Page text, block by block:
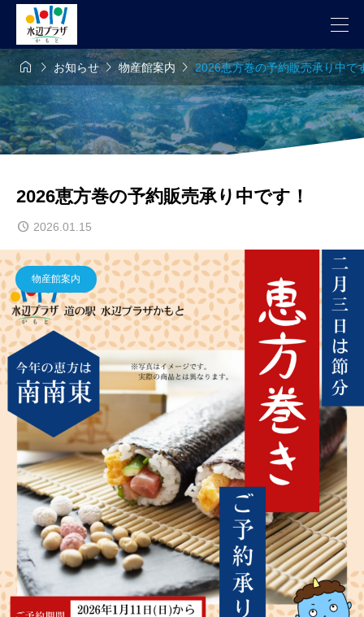
 お知らせ物産館案内 2026恵方巻の予約販売承り中で
2026恵方巻の予約販売承り中です！
2026.01.15
物産館案内